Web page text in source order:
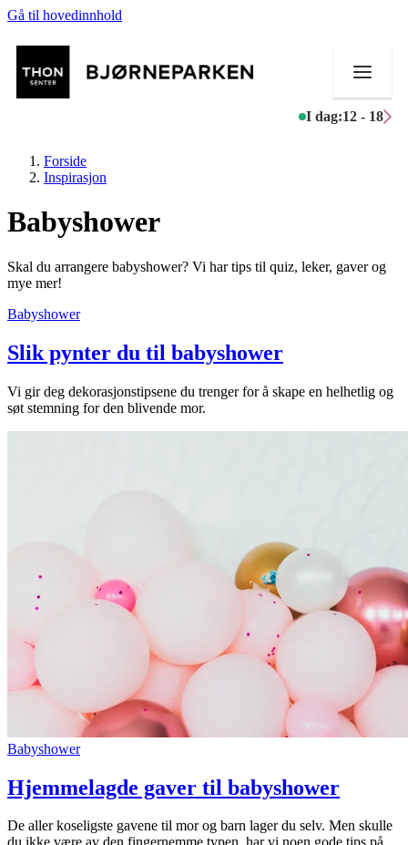
Gå til hovedinnhold
I dag:12 - 18
Butikker
Mat og drikke
Aktiviteter
Tilbud
Inspirasjon
Praktisk informasjon
Ledige stillinger
Magasin
Gavekort
Finn frem
Forside
Inspirasjon
Babyshower
Skal du arrangere babyshower? Vi har tips til quiz, leker, gaver og
mye mer!
Babyshower
Slik pynter du til babyshower
Vi gir deg dekorasjonstipsene du trenger for å skape en helhetlig og
søt stemning for den blivende mor.
Babyshower
Hjemmelagde gaver til babyshower
De aller koseligste gavene til mor og barn lager du selv. Men skulle